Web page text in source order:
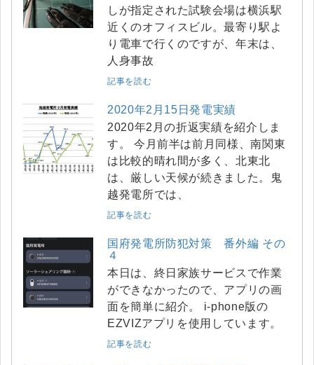
しが指定された試験会場は横浜駅
近くのオフィスビル。最寄り駅よ
り電車で行くのですが、年末は、
人身事故
記事を読む
2020年2月15日発電実績
2020年2月の折返実績を紹介しま
す。 今月前半は前月同様、南関東
は比較的晴れ間が多く、北東北
は、厳しい天候が続きました。鬼
越発電所では、
記事を読む
国府発電所防犯対策 番外編 その
４
本日は、終日家族サービスで作業
ができなかったので、アプリの画
面を簡単に紹介。 i-phone版の
EZVIZアプリを使用しています。
記事を読む